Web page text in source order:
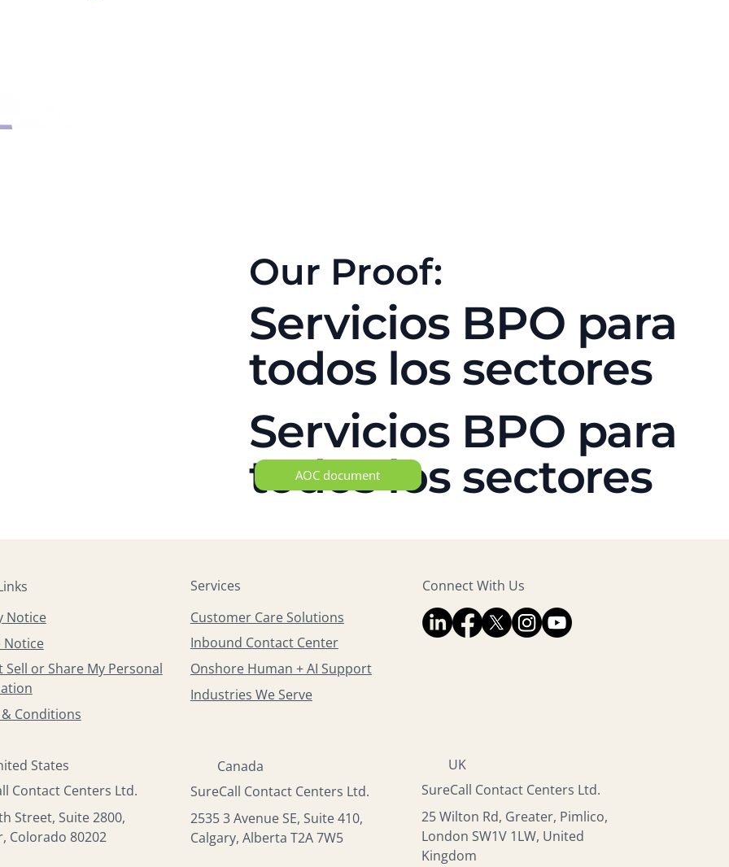
Our Proof:
Servicios BPO para
todos los sectores
Servicios BPO para
todos los sectores
AOC document
Notice
Notice
Sell or Share My Personal
Conditions
Services
Customer Care Solutions
Inbound Contact Center
Onshore Human + AI Support
Industries We Serve
Connect With Us
States
Contact Centers Ltd.
Street, Suite 2800,
Colorado 80202
Canada
SureCall Contact Centers Ltd.
2535 3 Avenue SE, Suite 410,
Calgary, Alberta T2A 7W5
UK
SureCall Contact Centers Ltd.
25 Wilton Rd, Greater, Pimlico,
London SW1V 1LW, United
Kingdom